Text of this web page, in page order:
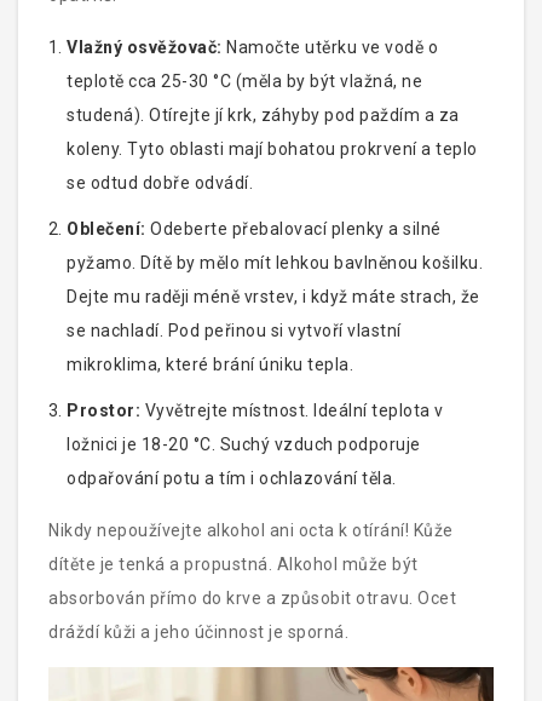
Vlažný osvěžovač: Namočte utěrku ve vodě o
teplotě cca 25-30 °C (měla by být vlažná, ne
studená). Otírejte jí krk, záhyby pod paždím a za
koleny. Tyto oblasti mají bohatou prokrvení a teplo
se odtud dobře odvádí.
Oblečení: Odeberte přebalovací plenky a silné
pyžamo. Dítě by mělo mít lehkou bavlněnou košilku.
Dejte mu raději méně vrstev, i když máte strach, že
se nachladí. Pod peřinou si vytvoří vlastní
mikroklima, které brání úniku tepla.
Prostor: Vyvětrejte místnost. Ideální teplota v
ložnici je 18-20 °C. Suchý vzduch podporuje
odpařování potu a tím i ochlazování těla.
Nikdy nepoužívejte alkohol ani octa k otírání! Kůže
dítěte je tenká a propustná. Alkohol může být
absorbován přímo do krve a způsobit otravu. Ocet
dráždí kůži a jeho účinnost je sporná.